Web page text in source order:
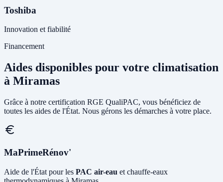
Toshiba
Innovation et fiabilité
Financement
Aides disponibles pour votre climatisation
à Miramas
Grâce à notre certification RGE QualiPAC, vous bénéficiez de
toutes les aides de l'État. Nous gérons les démarches à votre place.
MaPrimeRénov'
Aide de l'État pour les PAC air-eau et chauffe-eaux